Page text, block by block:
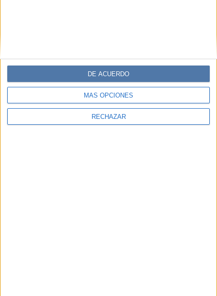
MÁS OPCIONES
RECHAZAR
DE ACUERDO